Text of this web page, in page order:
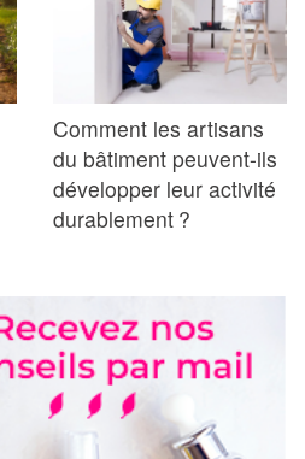
Comment les artisans
du bâtiment peuvent-ils
développer leur activité
durablement ?